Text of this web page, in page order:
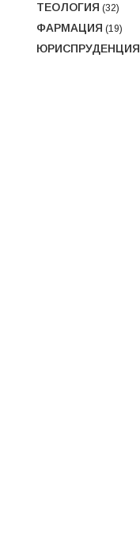
ТЕОЛОГИЯ (32)
ФАРМАЦИЯ (19)
ЮРИСПРУДЕНЦИЯ